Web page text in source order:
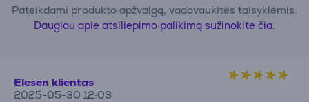
Pateikdami produkto apžvalgą, vadovaukitės taisyklėmis.
Daugiau apie atsiliepimo palikimą sužinokite čia.
Elesen klientas
2025-05-30 12:03